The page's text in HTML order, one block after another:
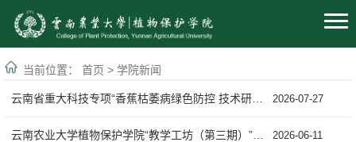
当前位置： 首页 > 学院新闻
2026-07-27
2026-06-11